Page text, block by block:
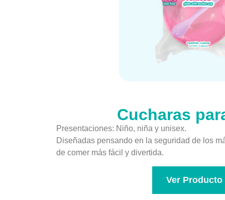
Cucharas
Presentaciones: Niño, niña y unisex.
Diseñadas pensando en la seguridad de los
de comer más fácil y divertida.
Ver Producto